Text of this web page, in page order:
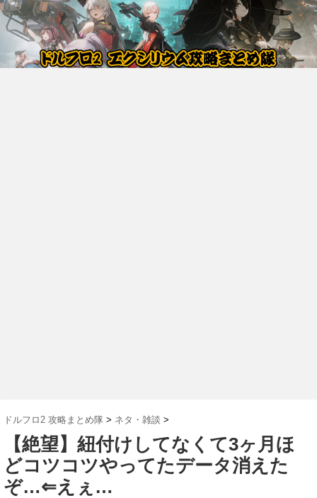
ドルフロ2 攻略まとめ隊 > ネタ・雑談 >
【絶望】紐付けしてなくて3ヶ月ほ
どコツコツやってたデータ消えた
ぞ…⇐えぇ…